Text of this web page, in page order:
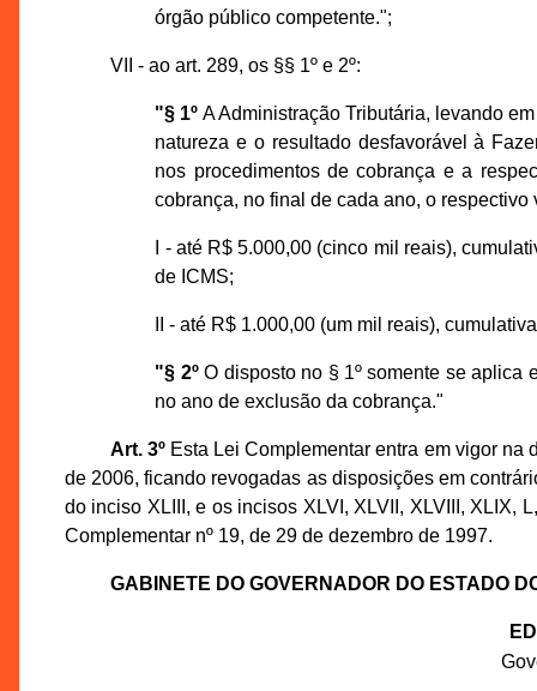
órgão público competente.";
VII - ao art. 289, os §§ 1º e 2º:
"§ 1º A Administração Tributária, levando
natureza e o resultado desfavorável à
nos procedimentos de cobrança e a
cobrança, no final de cada ano, o
I - até R$ 5.000,00 (cinco mil reais),
de ICMS;
II - até R$ 1.000,00 (um mil reais),
"§ 2ºO disposto no § 1º somente se aplica
no ano de exclusão da cobrança."
Art. 3ºEsta Lei Complementar entra em vigor na
de 2006, ficando revogadas as disposições em
do inciso XLIII, e os incisos XLVI, XLVII, XLVIII, XLIX,
Complementar nº 19, de 29 de dezembro de 1997.
GABINETE DO GOVERNADOR DO ESTADO